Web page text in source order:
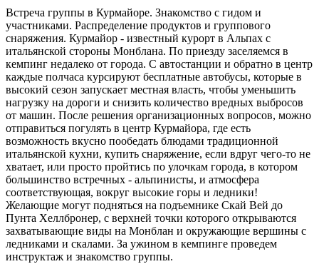
Встреча группы в Курмайоре. Знакомство с гидом и
участниками. Распределение продуктов и группового
снаряжения. Курмайор - известный курорт в Альпах с
итальянской стороны Монблана. По приезду заселяемся в
кемпинг недалеко от города. С автостанции и обратно в центр
каждые полчаса курсируют бесплатные автобусы, которые в
высокий сезон запускает местная власть, чтобы уменьшить
нагрузку на дороги и снизить количество вредных выбросов
от машин. После решения организационных вопросов, можно
отправиться погулять в центр Курмайора, где есть
возможность вкусно пообедать блюдами традиционной
итальянской кухни, купить снаряжение, если вдруг чего-то не
хватает, или просто пройтись по улочкам города, в котором
большинство встречных - альпинисты, и атмосфера
соответствующая, вокруг высокие горы и ледники!
Желающие могут подняться на подъемнике Скай Вей до
Пунта Хеллбронер, с верхней точки которого открываются
захватывающие виды на Монблан и окружающие вершины с
ледниками и скалами. За ужином в кемпинге проведем
инструктаж и знакомство группы.